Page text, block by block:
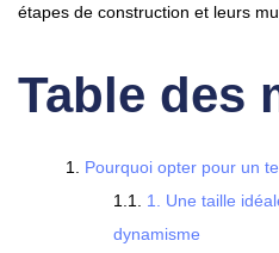
étapes de construction et leurs
Table des
Pourquoi opter pour un
1. Une taille
dynamisme